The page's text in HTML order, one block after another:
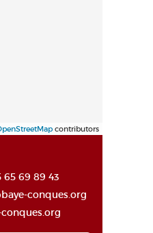
contributors
65 69 89 43
conques.org